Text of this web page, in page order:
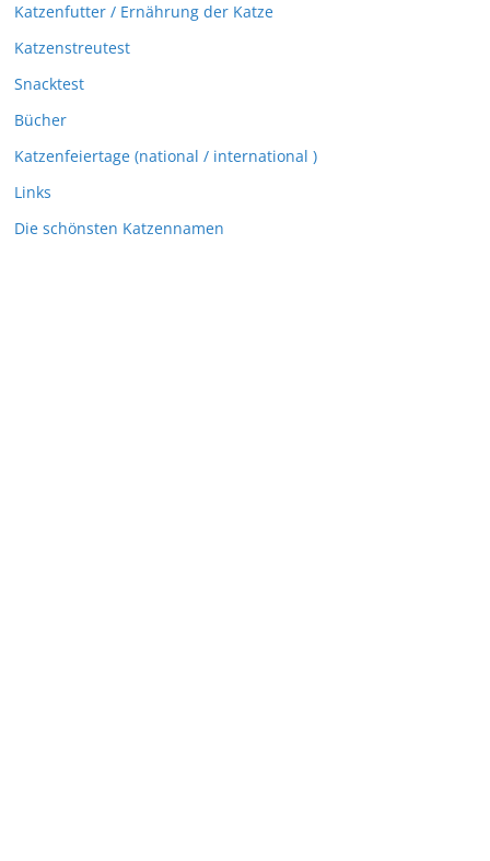
Katzenfutter / Ernährung der Katze
Katzenstreutest
Snacktest
Bücher
Katzenfeiertage (national / international )
Links
Die schönsten Katzennamen